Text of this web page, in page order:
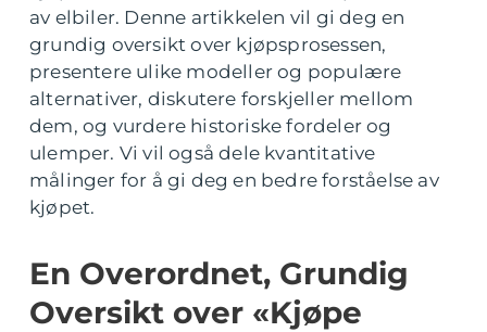
av elbiler. Denne artikkelen vil gi deg en
grundig oversikt over kjøpsprosessen,
presentere ulike modeller og populære
alternativer, diskutere forskjeller mellom
dem, og vurdere historiske fordeler og
ulemper. Vi vil også dele kvantitative
målinger for å gi deg en bedre forståelse av
kjøpet.
En Overordnet, Grundig
Oversikt over «Kjøpe